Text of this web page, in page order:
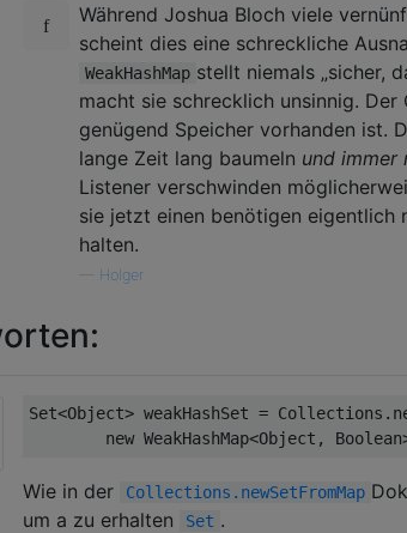
Während Joshua Bloch viele
scheint dies eine schreckliche
WeakHashMap stellt niemals „sicher,
macht sie schrecklich unsinnig.
genügend Speicher vorhanden ist.
lange Zeit lang baumeln und immer
Listener verschwinden
sie jetzt einen benötigen eigentlich
halten.
Holger
Set<Object> weakHashSet =
new
Wie in der Collections.newSetFromMap
um a zu erhalten
Set .